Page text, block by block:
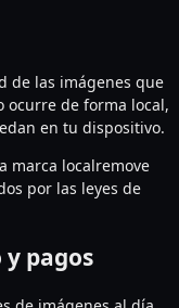
de las imágenes que
ocurre de forma local,
en tu dispositivo.
marca localremove
por las leyes de
pagos